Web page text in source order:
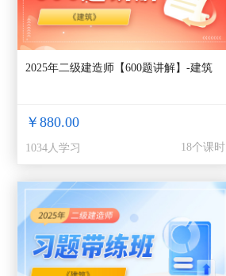
2025年二级建造师【600题讲解】-建筑
￥880.00
1034人学习 18个课时